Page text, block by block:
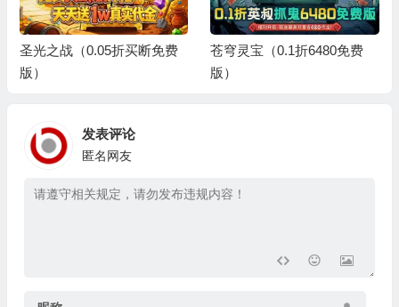
圣光之战（0.05折买断免费
版）
苍穹灵宝（0.1折6480免费
版）
发表评论
匿名网友